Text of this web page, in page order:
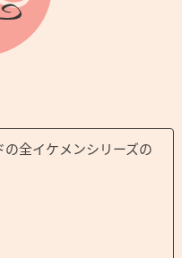
全イケメンシリーズの